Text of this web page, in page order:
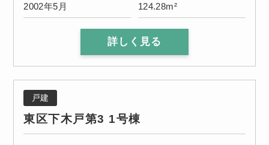
2002年5月
124.28m²
詳しく見る
戸建
東区下木戸第3 1号棟